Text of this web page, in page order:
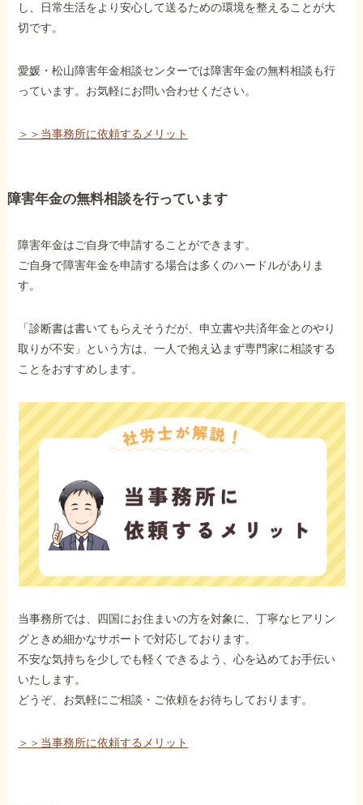
し、日常生活をより安心して送るための環境を整えることが大
切です。
愛媛・松山障害年金相談センターでは障害年金の無料相談も行
っています。お気軽にお問い合わせください。
＞＞当事務所に依頼するメリット
障害年金の無料相談を行っています
障害年金はご自身で申請することができます。
ご自身で障害年金を申請する場合は多くのハードルがありま
す。
「診断書は書いてもらえそうだが、申立書や共済年金とのやり
取りが不安」という方は、一人で抱え込まず専門家に相談する
ことをおすすめします。
当事務所では、四国にお住まいの方を対象に、丁寧なヒアリン
グときめ細かなサポートで対応しております。
不安な気持ちを少しでも軽くできるよう、心を込めてお手伝い
いたします。
どうぞ、お気軽にご相談・ご依頼をお待ちしております。
＞＞当事務所に依頼するメリット